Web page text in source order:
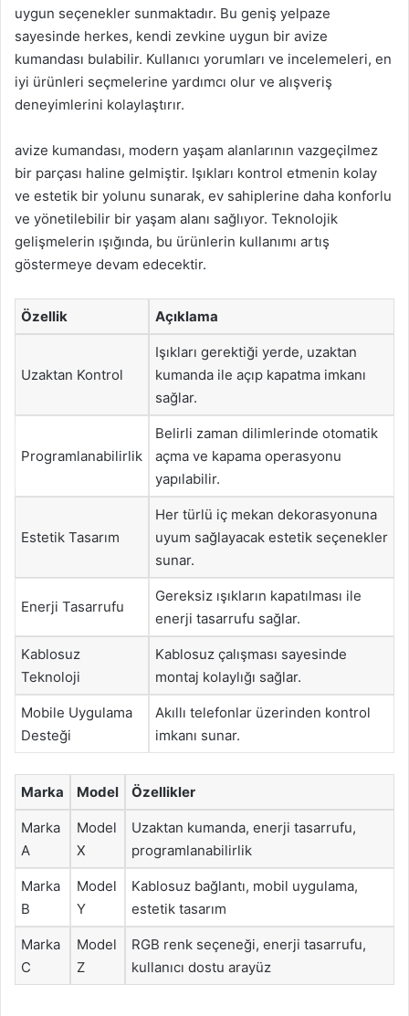
uygun seçenekler sunmaktadır. Bu geniş yelpaze
sayesinde herkes, kendi zevkine uygun bir avize
kumandası bulabilir. Kullanıcı yorumları ve incelemeleri, en
iyi ürünleri seçmelerine yardımcı olur ve alışveriş
deneyimlerini kolaylaştırır.
avize kumandası, modern yaşam alanlarının vazgeçilmez
bir parçası haline gelmiştir. Işıkları kontrol etmenin kolay
ve estetik bir yolunu sunarak, ev sahiplerine daha konforlu
ve yönetilebilir bir yaşam alanı sağlıyor. Teknolojik
gelişmelerin ışığında, bu ürünlerin kullanımı artış
göstermeye devam edecektir.
Özellik Açıklama
Uzaktan Kontrol
Işıkları gerektiği yerde, uzaktan
kumanda ile açıp kapatma imkanı
sağlar.
Programlanabilirlik
Belirli zaman dilimlerinde otomatik
açma ve kapama operasyonu
yapılabilir.
Estetik Tasarım
Her türlü iç mekan dekorasyonuna
uyum sağlayacak estetik seçenekler
sunar.
Enerji Tasarrufu
Gereksiz ışıkların kapatılması ile
enerji tasarrufu sağlar.
Kablosuz
Teknoloji
Kablosuz çalışması sayesinde
montaj kolaylığı sağlar.
Mobile Uygulama
Desteği
Akıllı telefonlar üzerinden kontrol
imkanı sunar.
Marka Model Özellikler
Marka
A
Model
X
Uzaktan kumanda, enerji tasarrufu,
programlanabilirlik
Marka
B
Model
Y
Kablosuz bağlantı, mobil uygulama,
estetik tasarım
Marka
C
Model
Z
RGB renk seçeneği, enerji tasarrufu,
kullanıcı dostu arayüz